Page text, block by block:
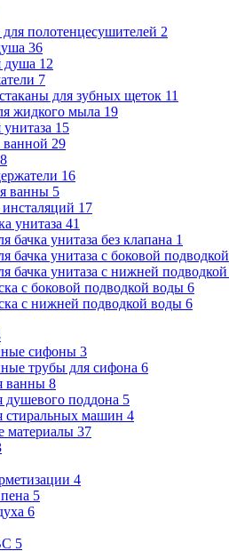
полотенцесушителей 2
36
душа 12
7
для зубных щеток 11
жидкого мыла 19
15
29
8
16
ванны 5
17
унитаза 41
бачка унитаза без клапана 1
бачка унитаза с боковой подводкой
бачка унитаза с нижней подводкой
с боковой подводкой воды 6
с нижней подводкой воды 6
сифоны 3
трубы для сифона 6
ванны 8
поддона 5
машин 4
материалы 37
4
5
6
5